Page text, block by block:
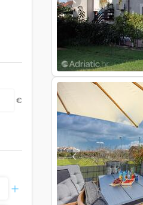
€
Previous
Previous